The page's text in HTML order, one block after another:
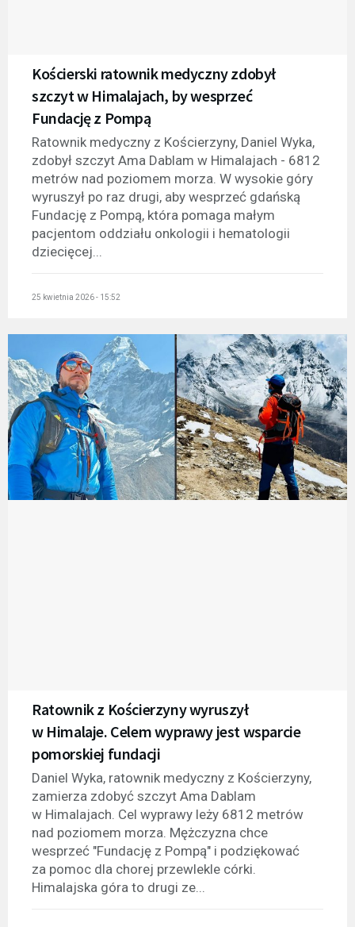
Kościerski ratownik medyczny zdobył
szczyt w Himalajach, by wesprzeć
Fundację z Pompą
Ratownik medyczny z Kościerzyny, Daniel Wyka,
zdobył szczyt Ama Dablam w Himalajach - 6812
metrów nad poziomem morza. W wysokie góry
wyruszył po raz drugi, aby wesprzeć gdańską
Fundację z Pompą, która pomaga małym
pacjentom oddziału onkologii i hematologii
dziecięcej...
25 kwietnia 2026 - 15:52
Ratownik z Kościerzyny wyruszył
w Himalaje. Celem wyprawy jest wsparcie
pomorskiej fundacji
Daniel Wyka, ratownik medyczny z Kościerzyny,
zamierza zdobyć szczyt Ama Dablam
w Himalajach. Cel wyprawy leży 6812 metrów
nad poziomem morza. Mężczyzna chce
wesprzeć "Fundację z Pompą" i podziękować
za pomoc dla chorej przewlekle córki.
Himalajska góra to drugi ze...